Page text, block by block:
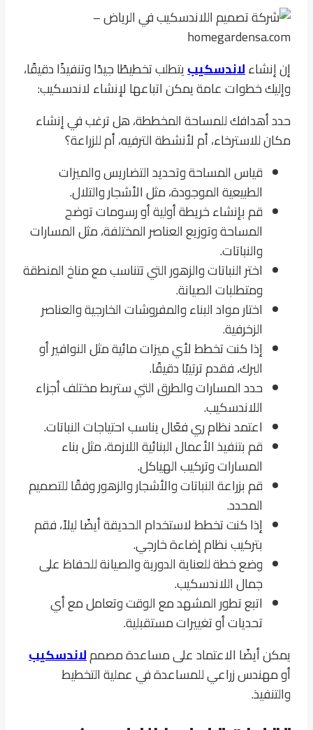
إن إنشاءلاندسكيبيتطلب تخطيطًا جيدًا وتنفيذًا دقيقًا،
وإليك خطوات عامة يمكن اتباعها لإنشاء لاندسكيب:
حدد أهدافك للمساحة المخططة، هل ترغب في إنشاء
مكان للاسترخاء، أم لأنشطة الترفيه، أم للزراعة؟
قياس المساحة وتحديد التضاريس والميزات
الطبيعية الموجودة، مثل الأشجار والتلال.
قم بإنشاء خريطة أولية أو رسومات توضح
المساحة وتوزيع العناصر المختلفة، مثل المسارات
والنباتات.
اختر النباتات والزهور التي تتناسب مع مناخ المنطقة
ومتطلبات الصيانة.
اختار مواد البناء والمفروشات الخارجية والعناصر
الزخرفية.
إذا كنت تخطط لأي ميزات مائية مثل النوافير أو
البرك، فقدم ترتيبًا دقيقًا.
حدد المسارات والطرق التي ستربط مختلف أجزاء
اللاندسكيب.
اعتمد نظام ري فعّال يناسب احتياجات النباتات.
قم بتنفيذ الأعمال البنائية اللازمة، مثل بناء
المسارات وتركيب الهياكل.
قم بزراعة النباتات والأشجار والزهور وفقًا للتصميم
المحدد.
إذا كنت تخطط لاستخدام الحديقة أيضًا ليلاً، فقم
بتركيب نظام إضاءة خارجي.
وضع خطة للعناية الدورية والصيانة للحفاظ على
جمال اللاندسكيب.
اتبع تطور المشهد مع الوقت وتعامل مع أي
تحديات أو تغييرات مستقبلية.
يمكن أيضًا الاعتماد على مساعدة مصمملاندسكيب
أو مهندس زراعي للمساعدة في عملية التخطيط
والتنفيذ.